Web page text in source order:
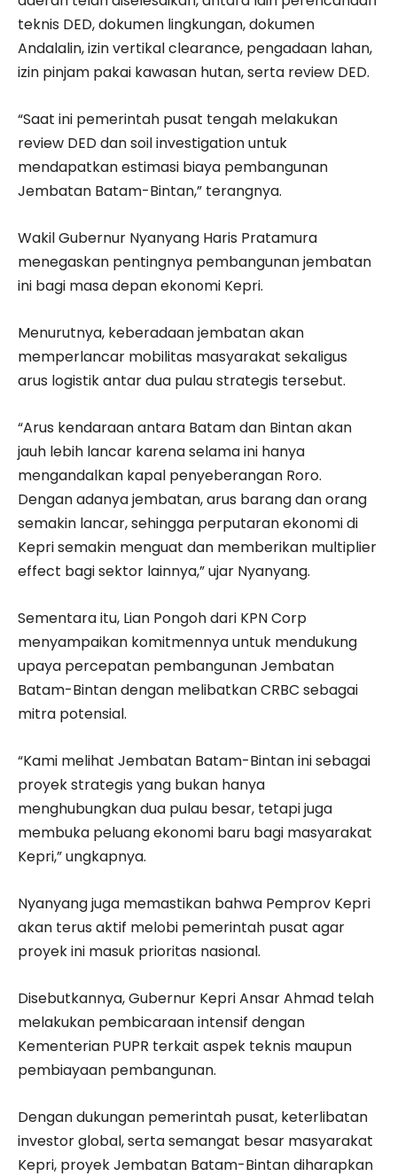
teknis DED, dokumen lingkungan, dokumen
Andalalin, izin vertikal clearance, pengadaan lahan,
izin pinjam pakai kawasan hutan, serta review DED.
“Saat ini pemerintah pusat tengah melakukan
review DED dan soil investigation untuk
mendapatkan estimasi biaya pembangunan
Jembatan Batam-Bintan,” terangnya.
Wakil Gubernur Nyanyang Haris Pratamura
menegaskan pentingnya pembangunan jembatan
ini bagi masa depan ekonomi Kepri.
Menurutnya, keberadaan jembatan akan
memperlancar mobilitas masyarakat sekaligus
arus logistik antar dua pulau strategis tersebut.
“Arus kendaraan antara Batam dan Bintan akan
jauh lebih lancar karena selama ini hanya
mengandalkan kapal penyeberangan Roro.
Dengan adanya jembatan, arus barang dan orang
semakin lancar, sehingga perputaran ekonomi di
Kepri semakin menguat dan memberikan multiplier
effect bagi sektor lainnya,” ujar Nyanyang.
Sementara itu, Lian Pongoh dari KPN Corp
menyampaikan komitmennya untuk mendukung
upaya percepatan pembangunan Jembatan
Batam-Bintan dengan melibatkan CRBC sebagai
mitra potensial.
“Kami melihat Jembatan Batam-Bintan ini sebagai
proyek strategis yang bukan hanya
menghubungkan dua pulau besar, tetapi juga
membuka peluang ekonomi baru bagi masyarakat
Kepri,” ungkapnya.
Nyanyang juga memastikan bahwa Pemprov Kepri
akan terus aktif melobi pemerintah pusat agar
proyek ini masuk prioritas nasional.
Disebutkannya, Gubernur Kepri Ansar Ahmad telah
melakukan pembicaraan intensif dengan
Kementerian PUPR terkait aspek teknis maupun
pembiayaan pembangunan.
Dengan dukungan pemerintah pusat, keterlibatan
investor global, serta semangat besar masyarakat
Kepri, proyek Jembatan Batam-Bintan diharapkan